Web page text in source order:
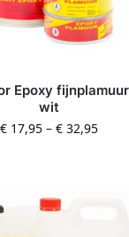
Epoxy fijnplamuur
wit
€ 17,95 –€ 32,95